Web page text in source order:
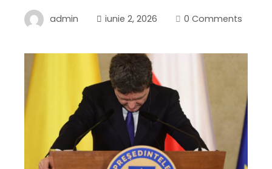
admin iunie 2, 2026 0 Comments